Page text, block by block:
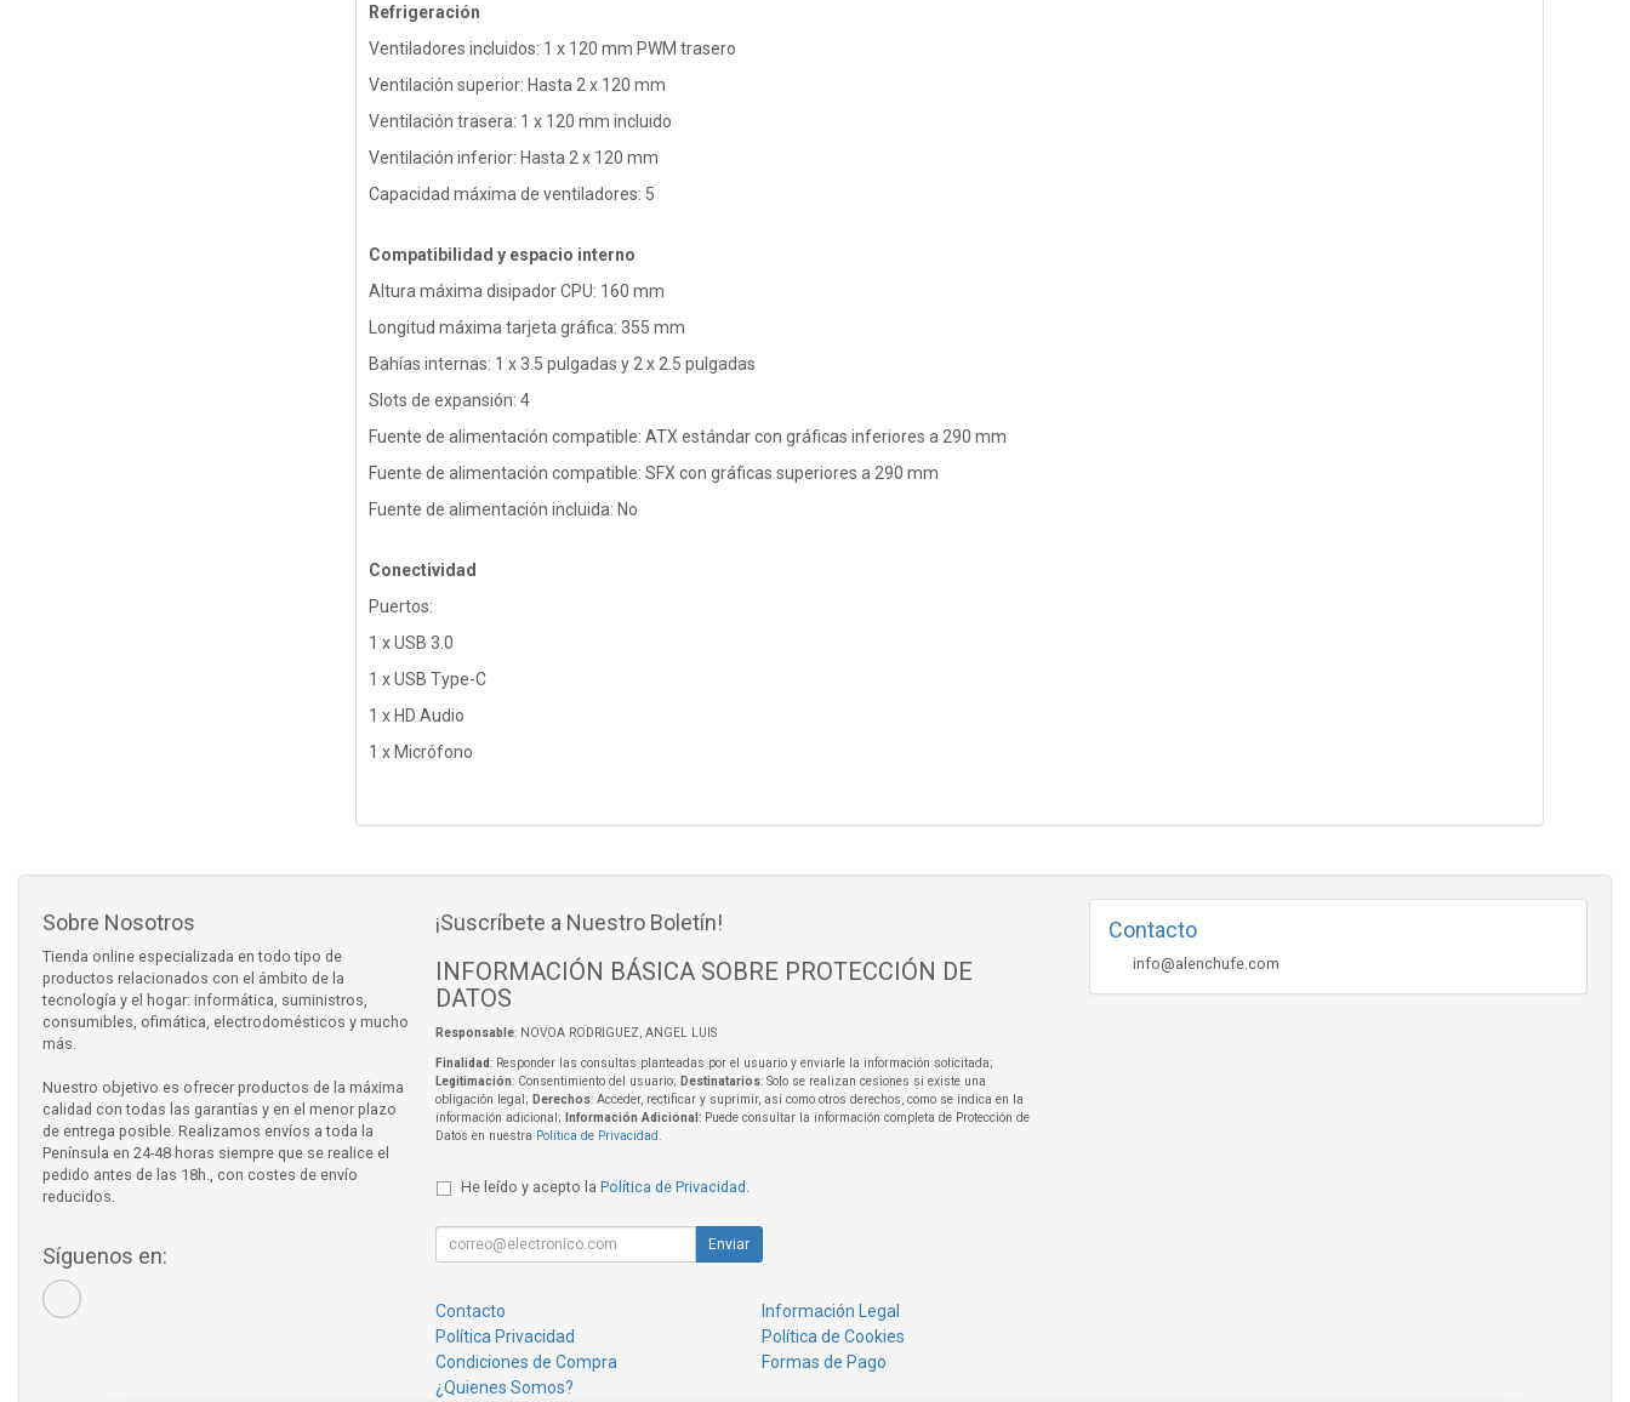
Refrigeración
Ventiladores incluidos: 1 x 120 mm PWM trasero
Ventilación superior: Hasta 2 x 120 mm
Ventilación trasera: 1 x 120 mm incluido
Ventilación inferior: Hasta 2 x 120 mm
Capacidad máxima de ventiladores: 5
Compatibilidad y espacio interno
Altura máxima disipador CPU: 160 mm
Longitud máxima tarjeta gráfica: 355 mm
Bahías internas: 1 x 3.5 pulgadas y 2 x 2.5 pulgadas
Slots de expansión: 4
Fuente de alimentación compatible: ATX estándar con gráficas inferiores a 290 mm
Fuente de alimentación compatible: SFX con gráficas superiores a 290 mm
Fuente de alimentación incluida: No
Conectividad
Puertos:
1 x USB 3.0
1 x USB Type-C
1 x HD Audio
1 x Micrófono
Sobre Nosotros
Tienda online especializada en todo tipo de
productos relacionados con el ámbito de la
tecnología y el hogar: informática, suministros,
consumibles, ofimática, electrodomésticos y mucho
más.
Nuestro objetivo es ofrecer productos de la máxima
calidad con todas las garantías y en el menor plazo
de entrega posible. Realizamos envíos a toda la
Península en 24-48 horas siempre que se realice el
pedido antes de las 18h., con costes de envío
reducidos.
Síguenos en:
¡Suscríbete a Nuestro Boletín!
INFORMACIÓN BÁSICA SOBRE PROTECCIÓN DE
DATOS
Responsable: NOVOA RODRIGUEZ, ANGEL LUIS
Finalidad: Responder las consultas planteadas por el usuario y enviarle la información solicitada;
Legitimación: Consentimiento del usuario; Destinatarios: Solo se realizan cesiones si existe una
obligación legal; Derechos: Acceder, rectificar y suprimir, así como otros derechos, como se indica en la
información adicional;
Información Adicional : Puede consultar la información completa de Protección de
Datos en nuestra Política de Privacidad .
He leído y acepto la Política de Privacidad .
Enviar
Contacto
Información Legal
Política Privacidad
Política de Cookies
Condiciones de Compra
Formas de Pago
¿Quienes Somos?
Contacto
info@alenchufe.com